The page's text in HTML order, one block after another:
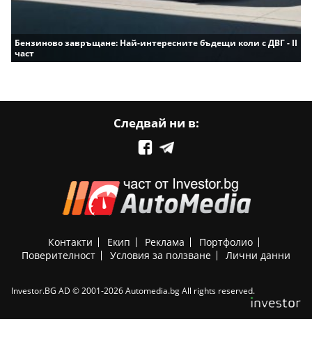
Бензиново завръщане: Най-интересните бъдещи коли с ДВГ - II
част
Следвай ни в:
Контакти Екип Реклама
Портфолио
Поверителност
Условия за ползване Лични данни
Investor.BG AD © 2001-2026 Automedia.bg All rights reserved.